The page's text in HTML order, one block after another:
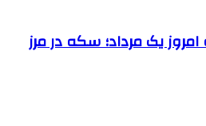
یک مرداد؛ سکه در مرز